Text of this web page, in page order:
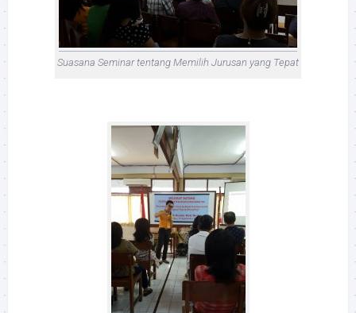
Suasana Seminar tentang Memilih Jurusan yang Tepat